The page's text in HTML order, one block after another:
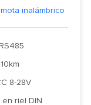
inalámbrico
8-28V
riel DIN